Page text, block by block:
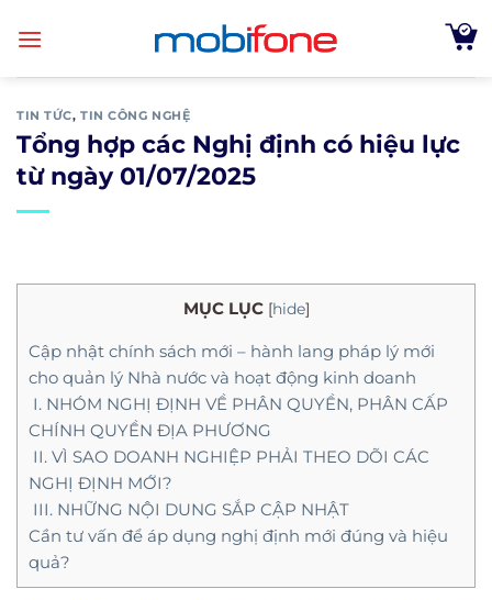
TIN TỨC,TIN CÔNG NGHỆ
Tổng hợp các Nghị định có hiệu lực
từ ngày 01/07/2025
MỤC LỤC [hide]
Cập nhật chính sách mới – hành lang pháp lý mới
cho quản lý Nhà nước và hoạt động kinh doanh
I. NHÓM NGHỊ ĐỊNH VỀ PHÂN QUYỀN, PHÂN CẤP
CHÍNH QUYỀN ĐỊA PHƯƠNG
II. VÌ SAO DOANH NGHIỆP PHẢI THEO DÕI CÁC
NGHỊ ĐỊNH MỚI?
III. NHỮNG NỘI DUNG SẮP CẬP NHẬT
Cần tư vấn để áp dụng nghị định mới đúng và hiệu
quả?